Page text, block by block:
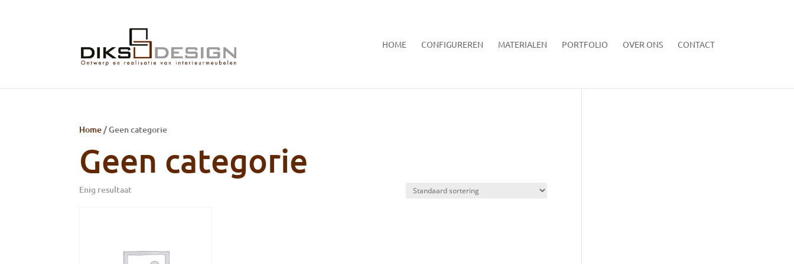
HOME CONFIGUREREN MATERIALEN PORTFOLIO OVER ONS CONTACT
Home/ Geen categorie
Geen categorie
Enig resultaat